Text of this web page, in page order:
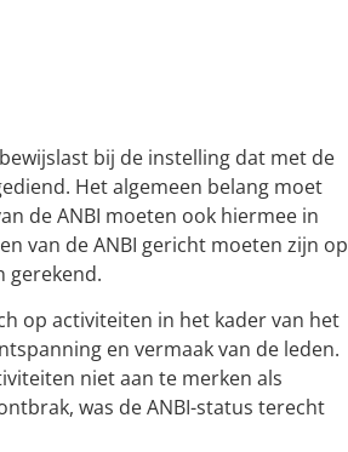
bij de instelling dat met de
Het algemeen belang moet
de ANBI moeten ook hiermee in
van de ANBI gericht moeten zijn op
gerekend.
op activiteiten in het kader van het
en vermaak van de leden.
niet aan te merken als
was de ANBI-status terecht